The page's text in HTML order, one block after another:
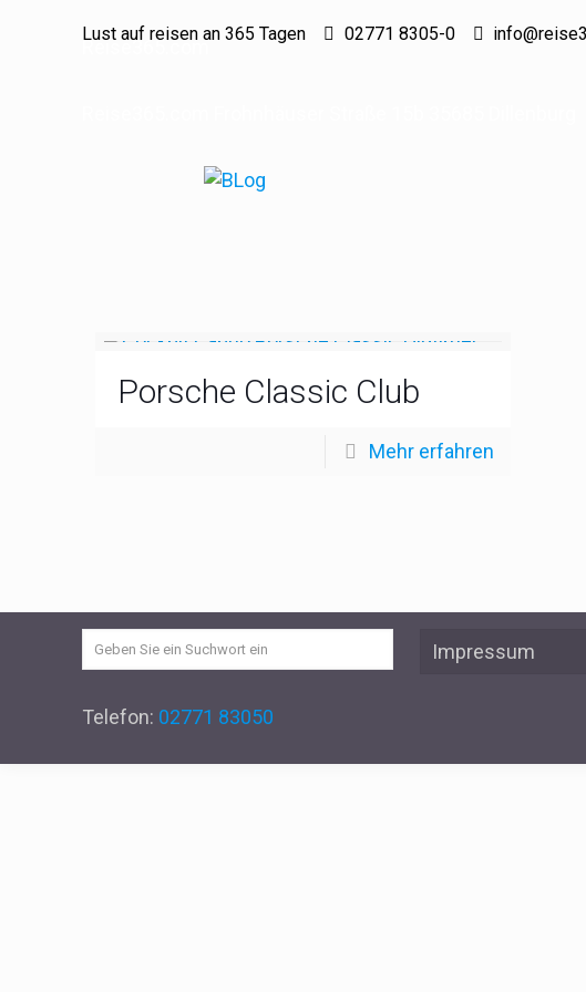
Lust auf reisen an 365 Tagen 02771 8305-0
Reise365.com
Porsche Classic Club
Mehr erfahren
Telefon: 02771 83050
Impressum